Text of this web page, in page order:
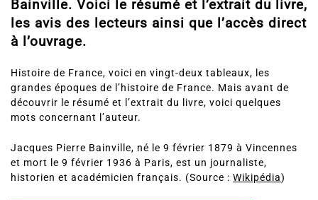
Bainville. Voici le résumé et l’extrait du livre,
les avis des lecteurs ainsi que l’accès direct
à l’ouvrage.
Histoire de France, voici en vingt-deux tableaux, les
grandes époques de l’histoire de France. Mais avant de
découvrir le résumé et l’extrait du livre, voici quelques
mots concernant l’auteur.
Jacques Pierre Bainville, né le 9 février 1879 à Vincennes
et mort le 9 février 1936 à Paris, est un journaliste,
historien et académicien français. (Source : Wikipédia)